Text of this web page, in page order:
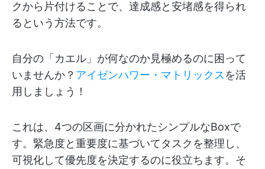
クから片付けることで、達成感と安堵感を得られ
るという方法です。
自分の「カエル」が何なのか見極めるのに困って
いませんか？ アイゼンハワー・マトリックス を活
用しましょう！
これは、4つの区画に分かれたシンプルなBoxで
す。緊急度と重要度に基づいてタスクを整理し、
可視化して優先度を決定するのに役立ちます。そ